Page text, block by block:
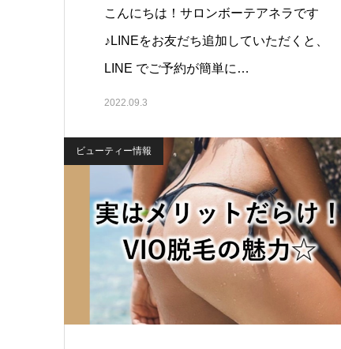
こんにちは！サロンボーテアネラです
♪LINEをお友だち追加していただくと、
LINE でご予約が簡単に…
2022.09.3
ビューティー情報